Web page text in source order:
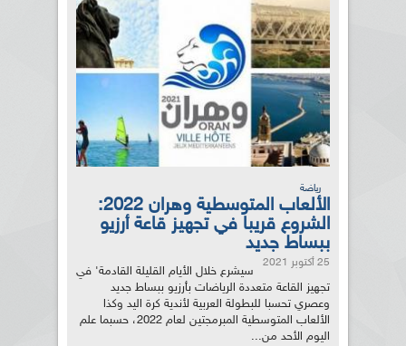
رياضة
الألعاب المتوسطية وهران 2022:
الشروع قريبا في تجهيز قاعة أرزيو
ببساط جديد
25 أكتوبر 2021
سيشرع خلال الأيام القليلة القادمة' في
تجهيز القاعة متعددة الرياضات بأرزيو ببساط جديد
وعصري تحسبا للبطولة العربية لأندية كرة اليد وكذا
الألعاب المتوسطية المبرمجتين لعام 2022، حسبما علم
اليوم الأحد من...